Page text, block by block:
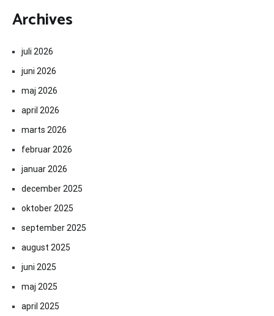
Archives
juli 2026
juni 2026
maj 2026
april 2026
marts 2026
februar 2026
januar 2026
december 2025
oktober 2025
september 2025
august 2025
juni 2025
maj 2025
april 2025